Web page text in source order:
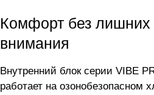
Комфорт без лишних
внимания
Внутренний блок серии VIBE
работает на озонобезопасном